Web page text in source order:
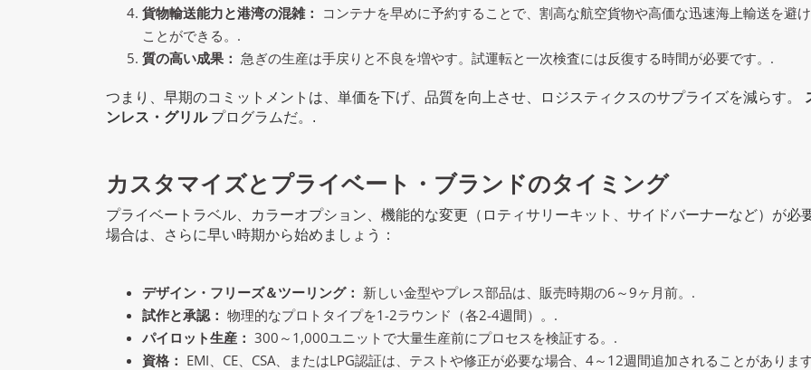
貨物輸送能力と港湾の混雑： コンテナを早めに予約することで、割高な航空貨物や高価な迅速海上輸送を避
ことができる。.
質の高い成果： 急ぎの生産は手戻りと不良を増やす。試運転と一次検査には反復する時間が必要です。.
つまり、早期のコミットメントは、単価を下げ、品質を向上させ、ロジスティクスのサプライズを減らす。
ンレス・グリルプログラムだ。.
カスタマイズとプライベート・ブランドのタイミング
プライベートラベル、カラーオプション、機能的な変更（ロティサリーキット、サイドバーナーなど）が必
場合は、さらに早い時期から始めましょう：
デザイン・フリーズ＆ツーリング： 新しい金型やプレス部品は、販売時期の6～9ヶ月前。.
試作と承認： 物理的なプロトタイプを1-2ラウンド（各2-4週間）。.
パイロット生産： 300～1,000ユニットで大量生産前にプロセスを検証する。.
資格： EMI、CE、CSA、またはLPG認証は、テストや修正が必要な場合、4～12週間追加されることがありま